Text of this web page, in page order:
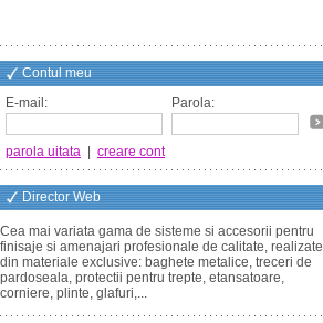
Contul meu
E-mail:
Parola:
parola uitata creare cont
Director Web
Cea mai variata gama de sisteme si accesorii pentru
finisaje si amenajari profesionale de calitate, realizate
din materiale exclusive: baghete metalice, treceri de
pardoseala, protectii pentru trepte, etansatoare,
corniere, plinte, glafuri,...